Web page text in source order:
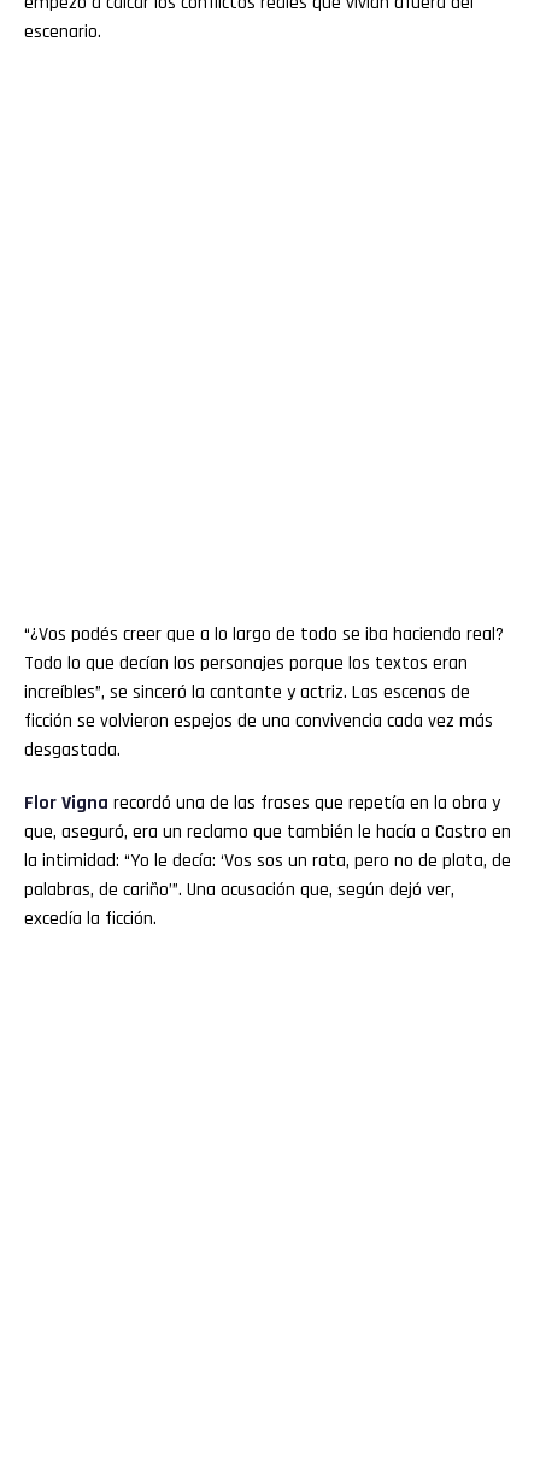
escenario.
“¿Vos podés creer que a lo largo de todo se iba haciendo real?
Todo lo que decían los personajes porque los textos eran
increíbles”, se sinceró la cantante y actriz. Las escenas de
ficción se volvieron espejos de una convivencia cada vez más
desgastada.
FlorVigna recordó una de las frases que repetía en la obra y
que, aseguró, era un reclamo que también le hacía a Castro en
la intimidad: “Yo le decía: ‘Vos sos un rata, pero no de plata, de
palabras, de cariño’”. Una acusación que, según dejó ver,
excedía la ficción.